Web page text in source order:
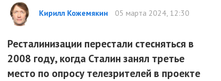
Кирилл Кожемякин 05 марта 2024, 12:30
Ресталинизации перестали стесняться в
2008 году, когда Сталин занял третье
место по опросу телезрителей в проекте